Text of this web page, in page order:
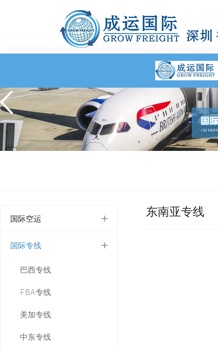
国际空运
国际专线
巴西专线
FBA专线
美加专线
中东专线
东南亚专线